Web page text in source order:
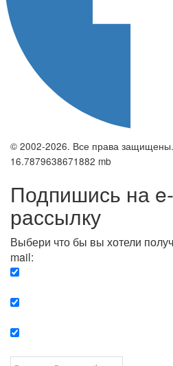
© 2002-2026. Все права защищены.
16.7879638671882 mb
Подпишись на
рассылку
Выбери что бы вы хотели
mail: